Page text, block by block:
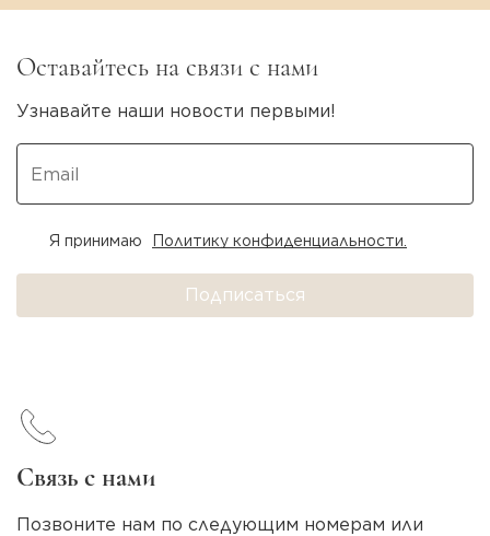
Оставайтесь на связи с нами
Узнавайте наши новости первыми!
Подписаться
Я принимаю Политику конфиденциальности.
Связь с нами
Позвоните нам по следующим номерам или